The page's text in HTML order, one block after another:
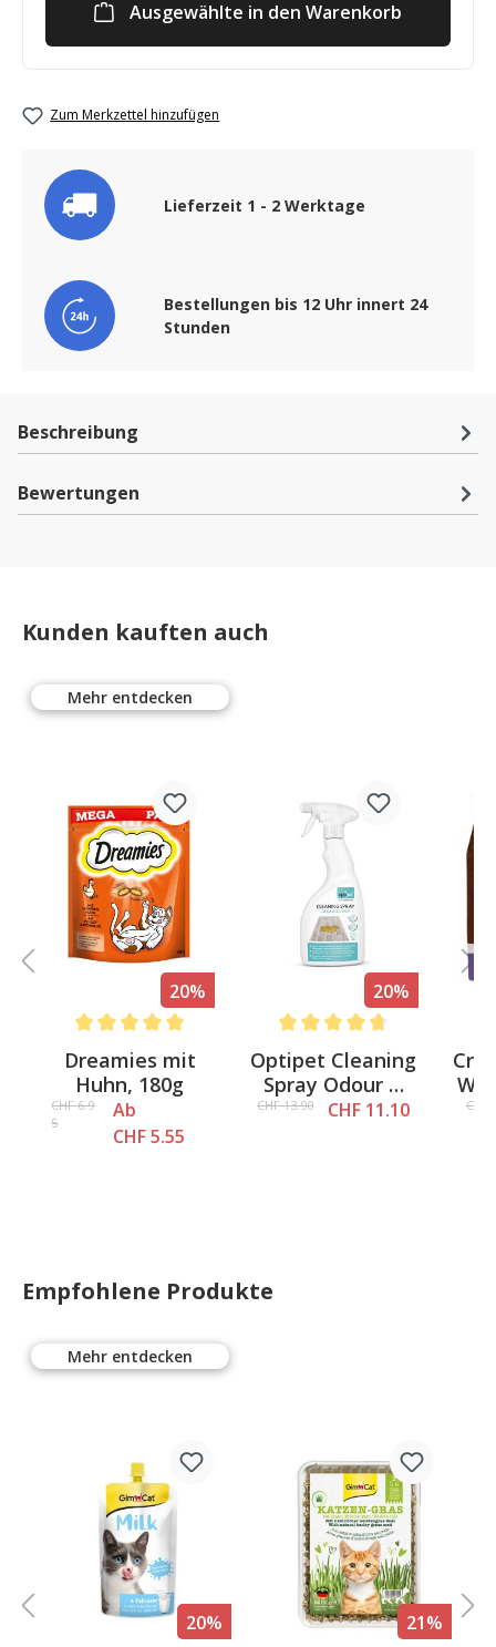
Ausgewählte in den Warenkorb
Zum Merkzettel hinzufügen
Lieferzeit 1 - 2 Werktage
Bestellungen bis 12 Uhr innert 24
Stunden
Beschreibung
Bewertungen
Kunden kauften auch
Mehr entdecken
20%
Average rating of 5 out of 5 stars
Dreamies mit
Huhn, 180g
CHF 6.9
5
Ab
CHF 5.55
20%
Average rating of 4.8 out of 5
Optipet Cleaning
Spray Odour &
Stain, 500ml
CHF 13.90 CHF 11.10 CHF
Empfohlene Produkte
Mehr entdecken
20% 21%